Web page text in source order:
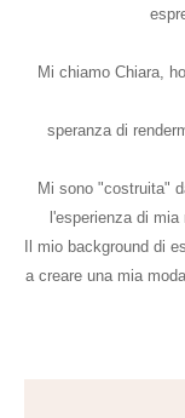
Mi chiamo Chiara,
speranza di
Mi sono "costruita"
l'esperienza di
Il mio background di
a creare una mia